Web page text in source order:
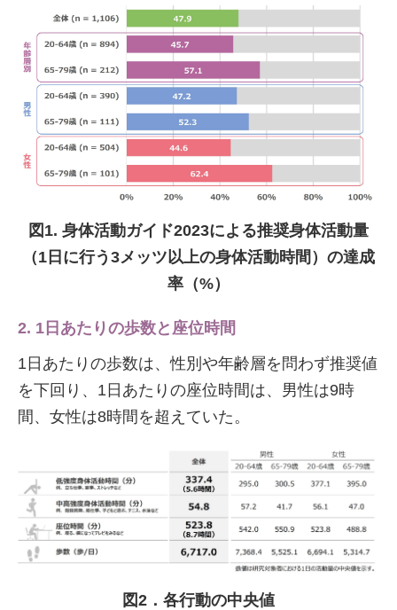
図1. 身体活動ガイド2023による推奨身体活動量
（1日に行う3メッツ以上の身体活動時間）の達成
率（%）
2. 1日あたりの歩数と座位時間
1日あたりの歩数は、性別や年齢層を問わず推奨値
を下回り、1日あたりの座位時間は、男性は9時
間、女性は8時間を超えていた。
図2．各行動の中央値